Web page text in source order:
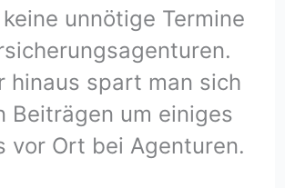
unnötige Termine
hinaus spart man sich
Beiträgen um einiges
vor Ort bei Agenturen.